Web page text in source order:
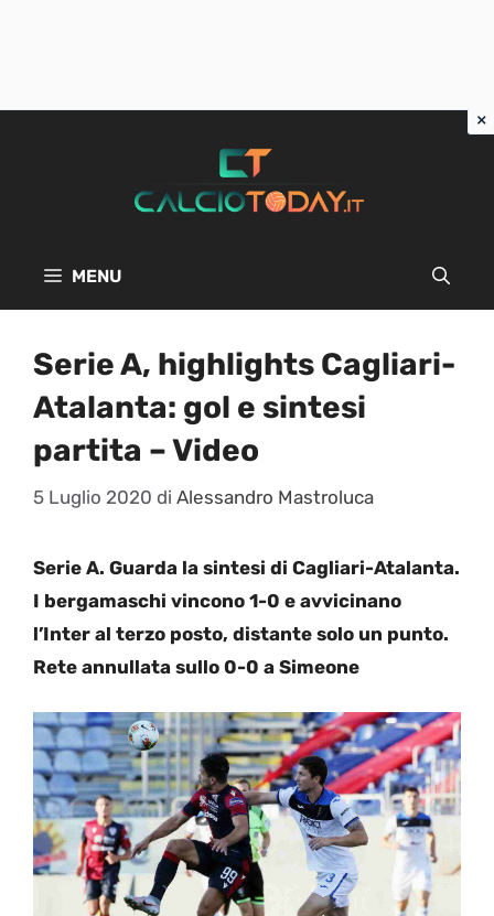
MENU
Serie A, highlights Cagliari-
Atalanta: gol e sintesi
partita – Video
5 Luglio 2020 di Alessandro Mastroluca
Serie A. Guarda la sintesi di Cagliari-Atalanta.
I bergamaschi vincono 1-0 e avvicinano
l’Inter al terzo posto, distante solo un punto.
Rete annullata sullo 0-0 a Simeone